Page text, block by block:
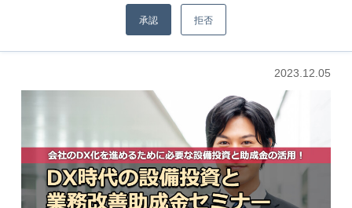
承認 拒否
DX時代の設備投資と業務改善助成金セミ
2023.12.05